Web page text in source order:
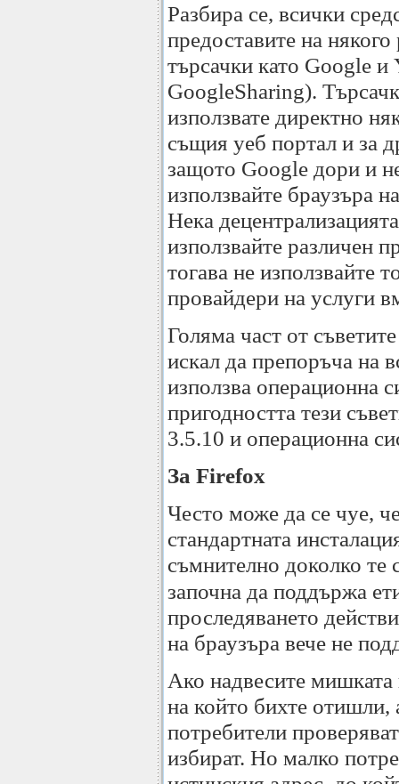
Разбира се, всички
предоставите на
търсачки като Google
GoogleSharing).
използвате директно
същия уеб портал и за
защото Google дори и
използвайте браузъра
Нека
използвайте различен
тогава не използвайте
провайдери на услуги
Голяма част от
искал да препоръча на
използва операционна
пригодността тези
3.5.10 и операционна
За Firefox
Често може да се чуе,
стандартната
съмнително доколко те
започна да поддържа
проследяването
на браузъра вече не
Ако надвесите мишката
на който бихте отишли,
потребители
избират. Но малко